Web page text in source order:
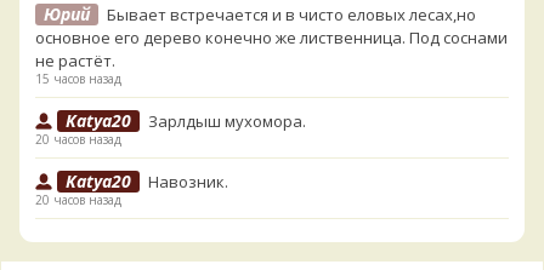
Юрий
Бывает встречается и в чисто еловых лесах,но
основное его дерево конечно же лиственница. Под соснами
не растёт.
15 часов назад
Katya20 Зарлдыш мухомора.
20 часов назад
Katya20 Навозник.
20 часов назад
Verona Скорее всего он.
1 день назад